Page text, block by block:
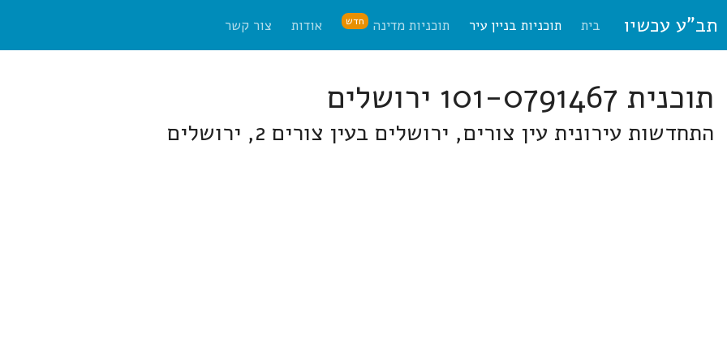
תב"ע עכשיו בית תוכניות בניין עיר תוכניות מדינה חדש אודות צור קשר
תוכנית 101-0791467 ירושלים
התחדשות עירונית עין צורים, ירושלים בעין צורים 2, ירושלים